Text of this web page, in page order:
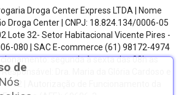
Droga Center Express LTDA | Nome
Droga Center | CNPJ: 18.824.134/0006-05
Lote 32- Setor Habitacional Vicente Pires -
080
| SAC E-commerce (61) 98172-4974
segunda à sexta das 08h as
Dra. Maria da Glória Cardoso e
4612 | Autorização de Funcionamento da
de
Nós